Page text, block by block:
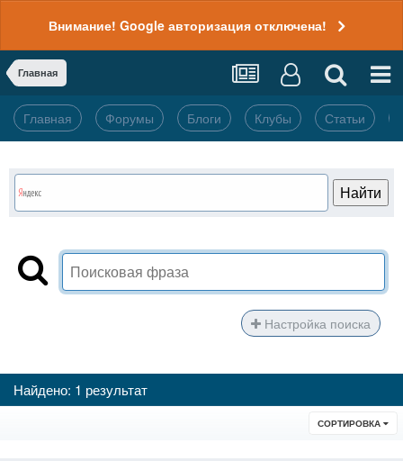
Внимание! Google авторизация отключена!
Главная
Главная Форумы Блоги Клубы Статьи
Настройка поиска
Найдено: 1 результат
СОРТИРОВКА